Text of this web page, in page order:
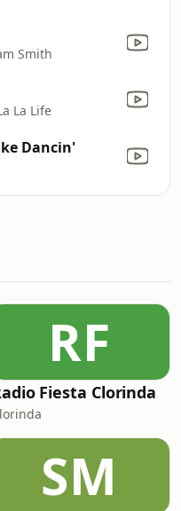
Smith
La Life
Dancin'
RF
Fiesta Clorinda
SM